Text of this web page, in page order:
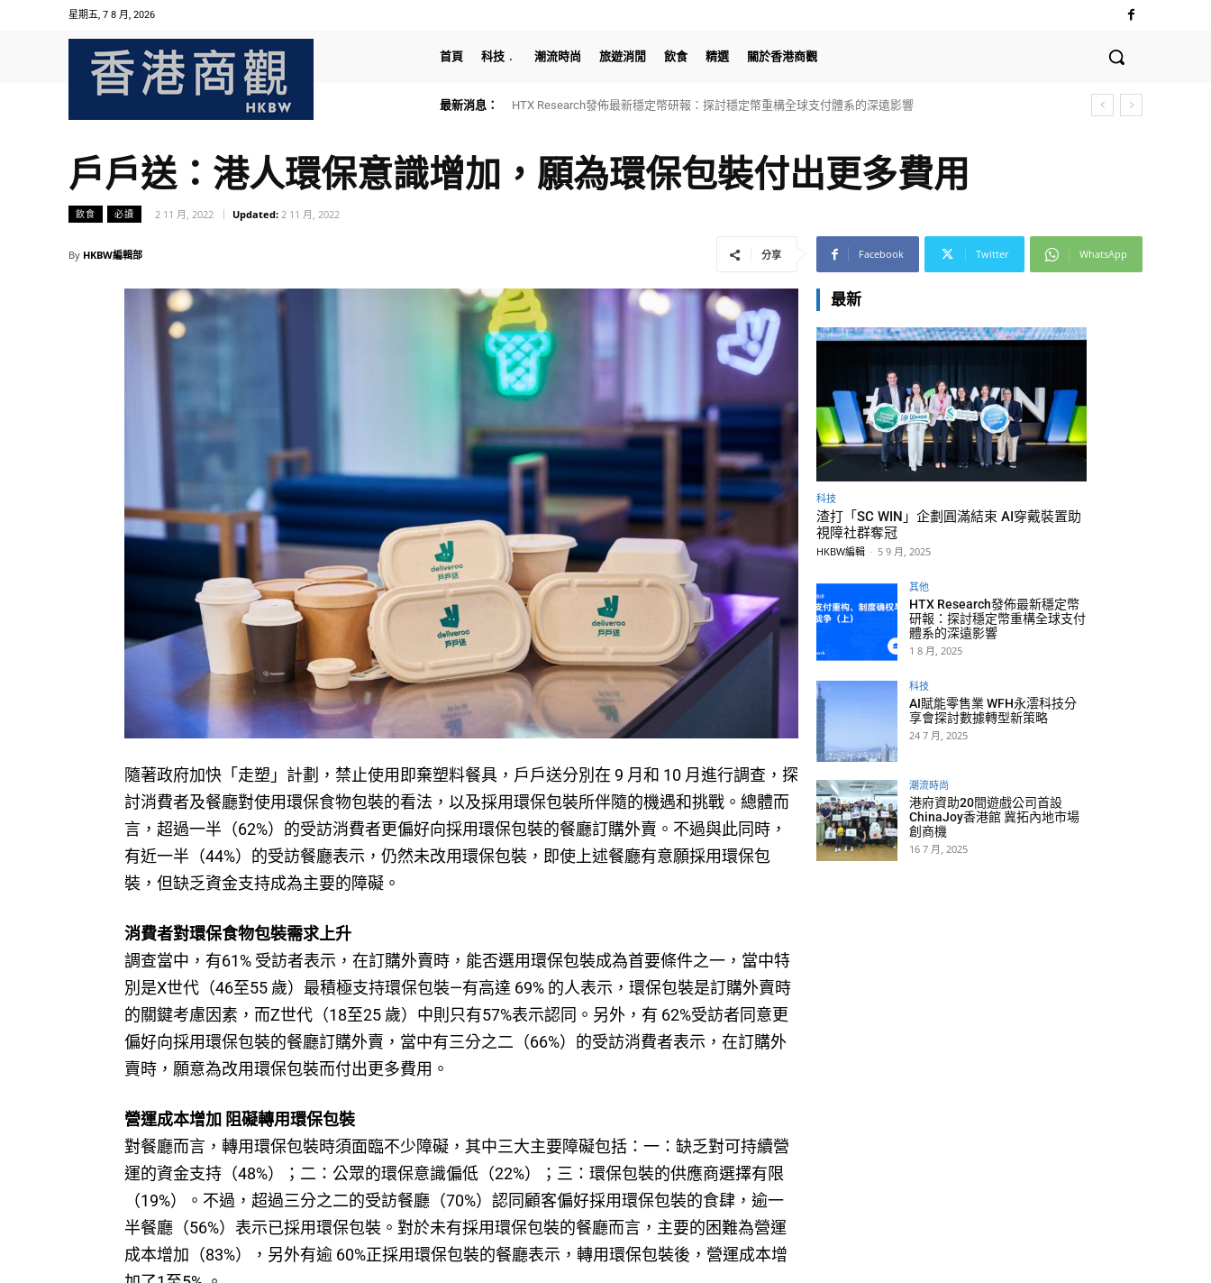
星期五, 7 8 月, 2026
首頁 科技 潮流時尚 旅遊消閒 飲食 精選 關於香港商觀
最新消息： HTX Research發佈最新穩定幣研報：探討穩定幣重構全球支付體系的深遠影響
戶戶送：港人環保意識增加，願為環保包裝付出更多費用
飲食 必讀 2 11 月, 2022 Updated: 2 11 月, 2022
By HKBW編輯部 分享 Facebook Twitter WhatsApp
隨著政府加快「走塑」計劃，禁止使用即棄塑料餐具，戶戶送分別在 9 月和 10 月進行調查，探
討消費者及餐廳對使用環保食物包裝的看法，以及採用環保包裝所伴隨的機遇和挑戰。總體而
言，超過一半（62%）的受訪消費者更偏好向採用環保包裝的餐廳訂購外賣。不過與此同時，
有近一半（44%）的受訪餐廳表示，仍然未改用環保包裝，即使上述餐廳有意願採用環保包
裝，但缺乏資金支持成為主要的障礙。
消費者對環保食物包裝需求上升
調查當中，有61% 受訪者表示，在訂購外賣時，能否選用環保包裝成為首要條件之一，當中特
別是X世代（46至55 歲）最積極支持環保包裝—有高達 69% 的人表示，環保包裝是訂購外賣時
的關鍵考慮因素，而Z世代（18至25 歲）中則只有57%表示認同。另外，有 62%受訪者同意更
偏好向採用環保包裝的餐廳訂購外賣，當中有三分之二（66%）的受訪消費者表示，在訂購外
賣時，願意為改用環保包裝而付出更多費用。
營運成本增加 阻礙轉用環保包裝
對餐廳而言，轉用環保包裝時須面臨不少障礙，其中三大主要障礙包括：一：缺乏對可持續營
運的資金支持（48%）；二：公眾的環保意識偏低（22%）；三：環保包裝的供應商選擇有限
（19%）。不過，超過三分之二的受訪餐廳（70%）認同顧客偏好採用環保包裝的食肆，逾一
半餐廳（56%）表示已採用環保包裝。對於未有採用環保包裝的餐廳而言，主要的困難為營運
成本增加（83%），另外有逾 60%正採用環保包裝的餐廳表示，轉用環保包裝後，營運成本增
最新
科技
渣打「SC WIN」企劃圓滿結束 AI穿戴裝置助
視障社群奪冠
HKBW編輯 - 5 9 月, 2025
其他
HTX Research發佈最新穩定幣
研報：探討穩定幣重構全球支付
體系的深遠影響
1 8 月, 2025
科技
AI賦能零售業 WFH永澐科技分
享會探討數據轉型新策略
24 7 月, 2025
潮流時尚
港府資助20間遊戲公司首設
ChinaJoy香港館 冀拓內地市場
創商機
16 7 月, 2025